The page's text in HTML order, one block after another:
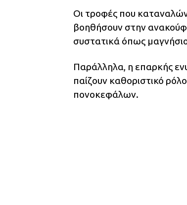
Οι τροφές που
βοηθήσουν στην
συστατικά όπως
Παράλληλα, η επαρκής
παίζουν καθοριστικό
πονοκεφάλων.